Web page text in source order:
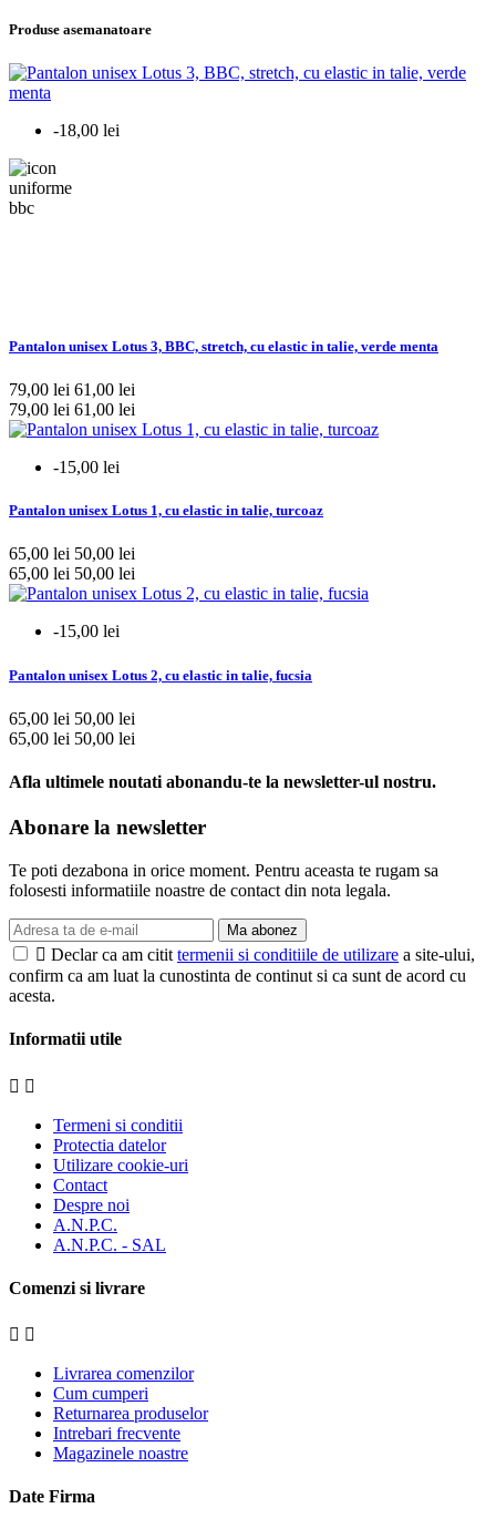
Produse asemanatoare
-18,00 lei
Pantalon unisex Lotus 3, BBC, stretch, cu elastic in talie, verde menta
79,00 lei 61,00 lei
79,00 lei 61,00 lei
-15,00 lei
Pantalon unisex Lotus 1, cu elastic in talie, turcoaz
65,00 lei 50,00 lei
65,00 lei 50,00 lei
-15,00 lei
Pantalon unisex Lotus 2, cu elastic in talie, fucsia
65,00 lei 50,00 lei
65,00 lei 50,00 lei
Afla ultimele noutati abonandu-te la newsletter-ul nostru.
Abonare la newsletter
Te poti dezabona in orice moment. Pentru aceasta te rugam sa
folosesti informatiile noastre de contact din nota legala.
Ma abonez
 Declar ca am citit termenii si conditiile de utilizare a site-ului,
confirm ca am luat la cunostinta de continut si ca sunt de acord cu
acesta.
Informatii utile
 
Termeni si conditii
Protectia datelor
Utilizare cookie-uri
Contact
Despre noi
A.N.P.C.
A.N.P.C. - SAL
Comenzi si livrare
 
Livrarea comenzilor
Cum cumperi
Returnarea produselor
Intrebari frecvente
Magazinele noastre
Date Firma